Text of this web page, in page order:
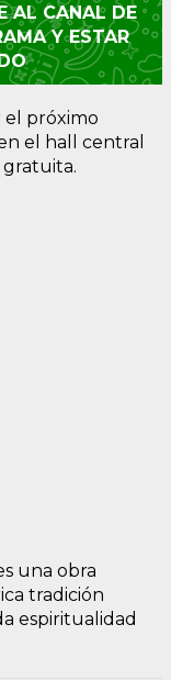
AL CANAL DE
Y ESTAR
el próximo
el hall central
una obra
tradición
espiritualidad